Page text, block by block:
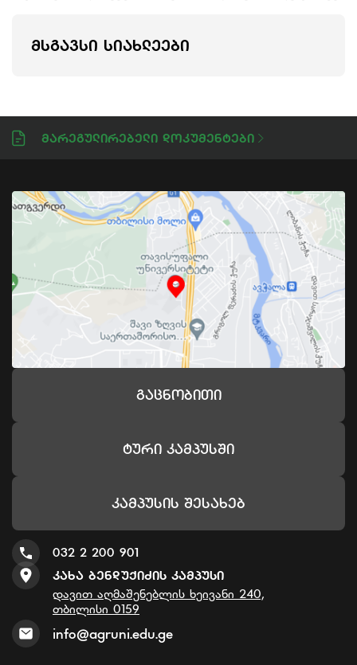
ᲛᲡᲒᲐᲕᲡᲘ ᲡᲘᲐᲮᲚᲔᲔᲑᲘ
Მარეგულირებელი Დოკუმენტები
Გაცნობითი
Ტური Კამპუსში
Კამპუსის Შესახებ
032 2 200 901
Კახა Ბენდუქიძის Კამპუსი
დავით აღმაშენებლის ხეივანი 240,
თბილისი 0159
info@agruni.edu.ge